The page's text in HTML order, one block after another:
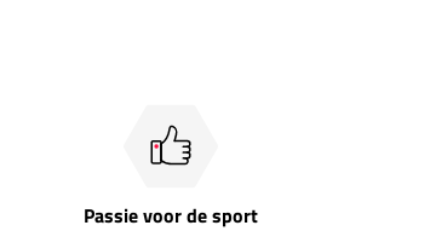
Passie voor de sport